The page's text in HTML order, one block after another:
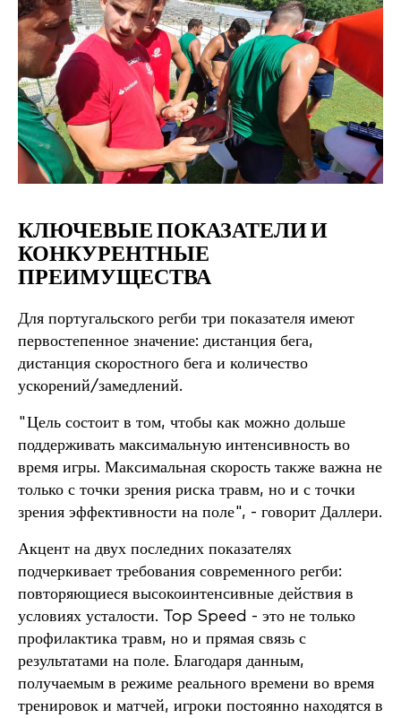
КЛЮЧЕВЫЕ ПОКАЗАТЕЛИ И
КОНКУРЕНТНЫЕ
ПРЕИМУЩЕСТВА
Для португальского регби три показателя имеют
первостепенное значение: дистанция бега,
дистанция скоростного бега и количество
ускорений/замедлений.
"Цель состоит в том, чтобы как можно дольше
поддерживать максимальную интенсивность во
время игры. Максимальная скорость также важна не
только с точки зрения риска травм, но и с точки
зрения эффективности на поле", - говорит Даллери.
Акцент на двух последних показателях
подчеркивает требования современного регби:
повторяющиеся высокоинтенсивные действия в
условиях усталости. Top Speed - это не только
профилактика травм, но и прямая связь с
результатами на поле. Благодаря данным,
получаемым в режиме реального времени во время
тренировок и матчей, игроки постоянно находятся в